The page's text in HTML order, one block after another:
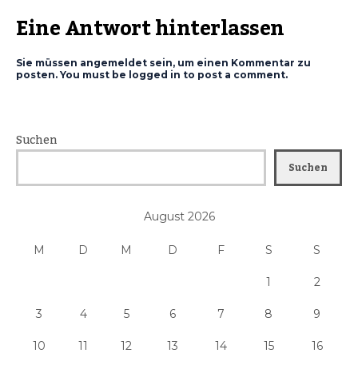
Eine Antwort hinterlassen
Sie müssen angemeldet sein, um einen Kommentar zu
posten. You must be logged in to post a comment.
Suchen
Suchen
August 2026
M D M D F S S
1 2
3 4 5 6 7 8 9
10 11 12 13 14 15 16